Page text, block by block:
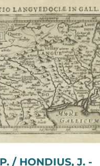
/ HONDIUS, J. -